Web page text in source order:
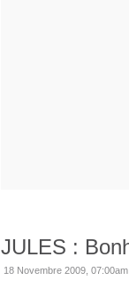
JULES :
18 Novembre 2009, 07:00am